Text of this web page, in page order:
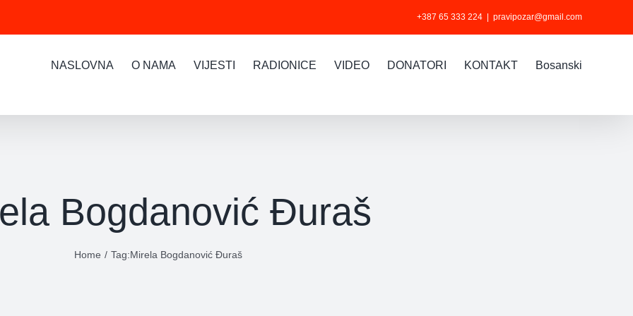
+387 65 333 224 pravipozar@gmail.com
NASLOVNA O NAMA VIJESTI RADIONICE VIDEO DONATORI KONTAKT Bosanski
Bogdanović Đuraš
Home Tag:Mirela Bogdanović Đuraš